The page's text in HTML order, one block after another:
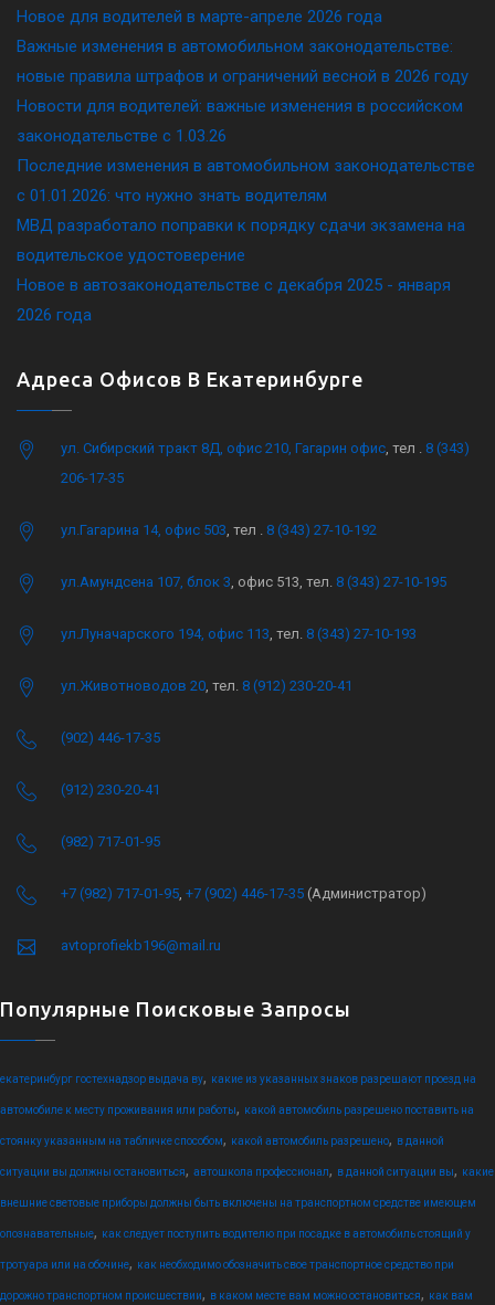
Новое для водителей в марте-апреле 2026 года
Важные изменения в автомобильном законодательстве:
новые правила штрафов и ограничений весной в 2026 году
Новости для водителей: важные изменения в российском
законодательстве c 1.03.26
Последние изменения в автомобильном законодательстве
c 01.01.2026: что нужно знать водителям
МВД разработало поправки к порядку сдачи экзамена на
водительское удостоверение
Новое в автозаконодательстве с декабря 2025 - января
2026 года
Адреса Офисов В Екатеринбурге
ул. Сибирский тракт 8Д, офис 210, Гагарин офис , тел . 8 (343)
206-17-35
ул.Гагарина 14, офис 503 , тел . 8 (343) 27-10-192
ул.Амундсена 107, блок 3 , офис 513, тел. 8 (343) 27-10-195
ул.Луначарского 194, офис 113 , тел. 8 (343) 27-10-193
ул.Животноводов 20 , тел. 8 (912) 230-20-41
(902) 446-17-35
(912) 230-20-41
(982) 717-01-95
+7 (982) 717-01-95 +7 (902) 446-17-35 (Администратор)
avtoprofiekb196@mail.ru
Популярные Поисковые Запросы
екатеринбург гостехнадзор выдача ву, какие из указанных знаков разрешают проезд на
автомобиле к месту проживания или работы, какой автомобиль разрешено поставить на
стоянку указанным на табличке способом, какой автомобиль разрешено, в данной
ситуации вы должны остановиться, автошкола профессионал, в данной ситуации вы, какие
внешние световые приборы должны быть включены на транспортном средстве имеющем
опознавательные, как следует поступить водителю при посадке в автомобиль стоящий у
тротуара или на обочине, как необходимо обозначить свое транспортное средство при
дорожно транспортном происшествии, в каком месте вам можно остановиться, как вам